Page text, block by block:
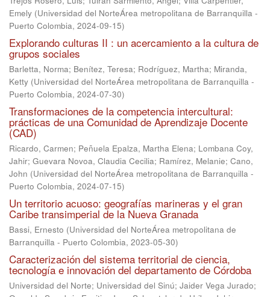
Emely (Universidad del NorteÁrea metropolitana de Barranquilla -
Puerto Colombia, 2024-09-15)
Explorando culturas II : un acercamiento a la cultura de
grupos sociales
Barletta, Norma; Benítez, Teresa; Rodríguez, Martha; Miranda,
Ketty (Universidad del NorteÁrea metropolitana de Barranquilla -
Puerto Colombia, 2024-07-30)
Transformaciones de la competencia intercultural:
prácticas de una Comunidad de Aprendizaje Docente
(CAD)
Ricardo, Carmen; Peñuela Epalza, Martha Elena; Lombana Coy,
Jahir; Guevara Novoa, Claudia Cecilia; Ramírez, Melanie; Cano,
John (Universidad del NorteÁrea metropolitana de Barranquilla -
Puerto Colombia, 2024-07-15)
Un territorio acuoso: geografías marineras y el gran
Caribe transimperial de la Nueva Granada
Bassi, Ernesto (Universidad del NorteÁrea metropolitana de
Barranquilla - Puerto Colombia, 2023-05-30)
Caracterización del sistema territorial de ciencia,
tecnología e innovación del departamento de Córdoba
Universidad del Norte; Universidad del Sinú; Jaider Vega Jurado;